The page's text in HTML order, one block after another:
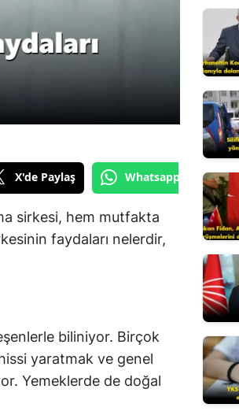
Diyarbakır
Edirne
Erzincan
Erzurum
Eskişehir
Gaziantep
Giresun
Gümüşhane
Hakkari
X'de Paylaş Whatsapp'tan
sirkesi, hem mutfakta
faydaları nelerdir,
biliniyor. Birçok
yaratmak ve genel
Yemeklerde de doğal